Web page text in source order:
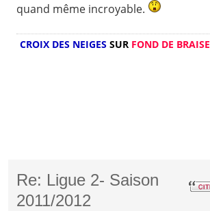
quand même incroyable.
CROIX DES NEIGES SUR FOND DE BRAISE
Re: Ligue 2- Saison
2011/2012